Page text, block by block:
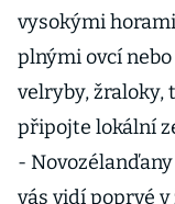
vysokými
plnými ovcí
velryby, žraloky,
připojte lokální
-
vás vidí poprvé